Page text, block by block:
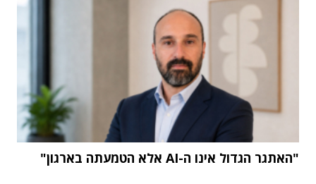
"האתגר הגדול אינו ה-AI אלא הטמעתה בארגון"